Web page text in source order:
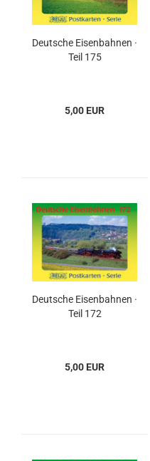
Deutsche Eisenbahnen ·
Teil 175
5,00 EUR
Deutsche Eisenbahnen ·
Teil 172
5,00 EUR